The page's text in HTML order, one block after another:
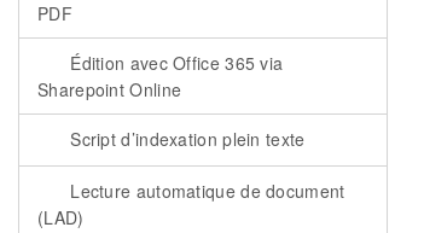
PDF
Édition avec Office 365 via
Sharepoint Online
Script d’indexation plein texte
Lecture automatique de document
(LAD)